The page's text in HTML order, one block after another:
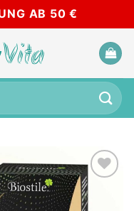
AB 50 €
Add to
wishlist